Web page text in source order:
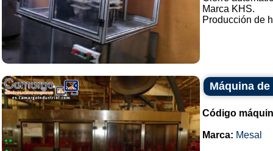
Marca KHS.
Producción de
Máquina
Código
Marca: Mesal